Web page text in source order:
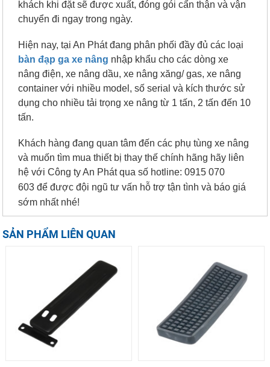
khách khi đặt sẽ được xuất, đóng gói cẩn thận và vận
chuyển đi ngay trong ngày.
Hiện nay, tại An Phát đang phân phối đầy đủ các loại
bàn đạp ga xe nâng nhập khẩu cho các dòng xe
nâng điện, xe nâng dầu, xe nâng xăng/ gas, xe nâng
container với nhiều model, số serial và kích thước sử
dụng cho nhiều tải trọng xe nâng từ 1 tấn, 2 tấn đến 10
tấn.
Khách hàng đang quan tâm đến các phụ tùng xe nâng
và muốn tìm mua thiết bị thay thế chính hãng hãy liên
hệ với Công ty An Phát qua số hotline:0915 070
603 để được đội ngũ tư vấn hỗ trợ tận tình và báo giá
sớm nhất nhé!
SẢN PHẨM LIÊN QUAN